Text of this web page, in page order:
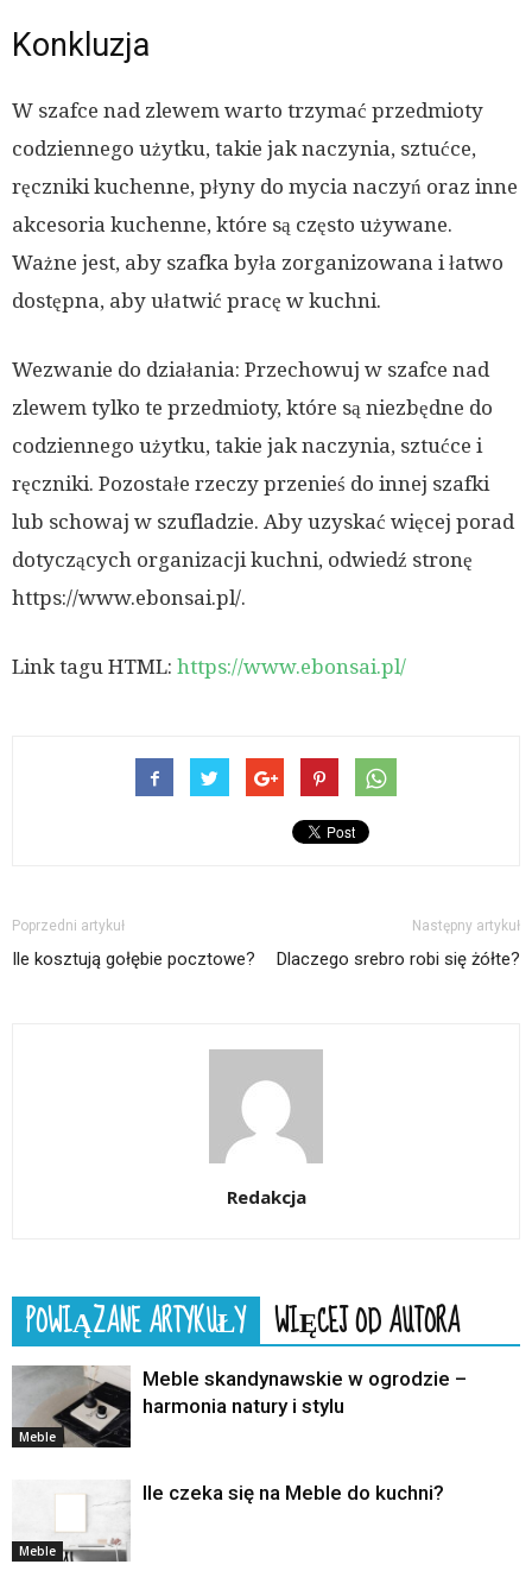
Konkluzja
W szafce nad zlewem warto trzymać przedmioty
codziennego użytku, takie jak naczynia, sztućce,
ręczniki kuchenne, płyny do mycia naczyń oraz inne
akcesoria kuchenne, które są często używane.
Ważne jest, aby szafka była zorganizowana i łatwo
dostępna, aby ułatwić pracę w kuchni.
Wezwanie do działania: Przechowuj w szafce nad
zlewem tylko te przedmioty, które są niezbędne do
codziennego użytku, takie jak naczynia, sztućce i
ręczniki. Pozostałe rzeczy przenieś do innej szafki
lub schowaj w szufladzie. Aby uzyskać więcej porad
dotyczących organizacji kuchni, odwiedź stronę
https://www.ebonsai.pl/.
Link tagu HTML: https://www.ebonsai.pl/
Poprzedni artykuł
Ile kosztują gołębie pocztowe?
Następny artykuł
Dlaczego srebro robi się żółte?
Redakcja
POWIĄZANE ARTYKUŁY WIĘCEJ OD AUTORA
Meble
Meble skandynawskie w ogrodzie –
harmonia natury i stylu
Meble
Ile czeka się na Meble do kuchni?